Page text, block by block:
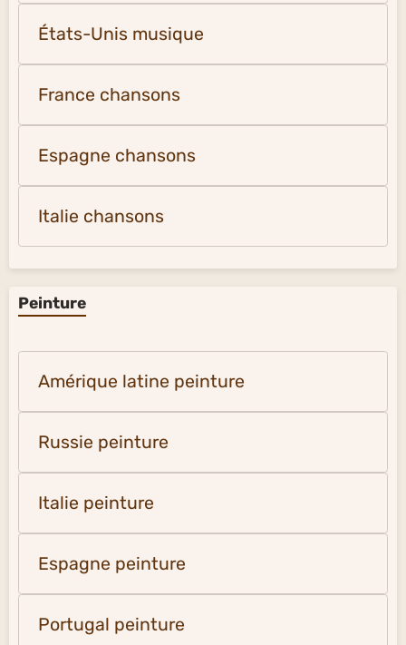
États-Unis musique
France chansons
Espagne chansons
Italie chansons
Peinture
Amérique latine peinture
Russie peinture
Italie peinture
Espagne peinture
Portugal peinture